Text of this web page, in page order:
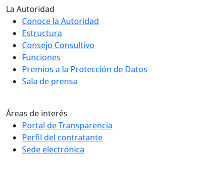
La Autoridad
Conoce la Autoridad
Estructura
Consejo Consultivo
Funciones
Premios a la Protección de Datos
Sala de prensa
Áreas de interés
Portal de Transparencia
Perfil del contratante
Sede electrónica